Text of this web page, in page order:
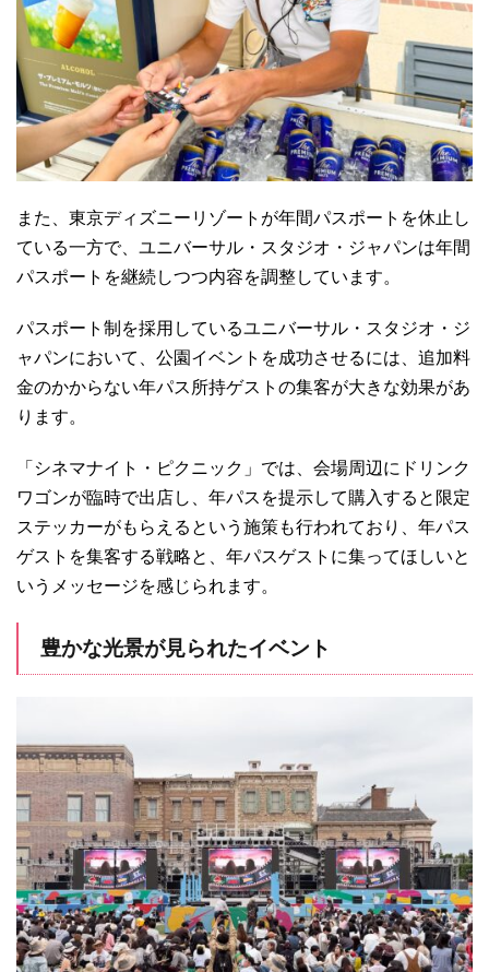
また、東京ディズニーリゾートが年間パスポートを休止し
ている一方で、ユニバーサル・スタジオ・ジャパンは年間
パスポートを継続しつつ内容を調整しています。
パスポート制を採用しているユニバーサル・スタジオ・ジ
ャパンにおいて、公園イベントを成功させるには、追加料
金のかからない年パス所持ゲストの集客が大きな効果があ
ります。
「シネマナイト・ピクニック」では、会場周辺にドリンク
ワゴンが臨時で出店し、年パスを提示して購入すると限定
ステッカーがもらえるという施策も行われており、年パス
ゲストを集客する戦略と、年パスゲストに集ってほしいと
いうメッセージを感じられます。
豊かな光景が見られたイベント